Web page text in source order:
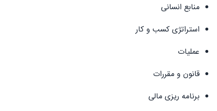
منابع انسانی
استراتژی کسب و کار
عملیات
قانون و مقررات
برنامه ریزی مالی